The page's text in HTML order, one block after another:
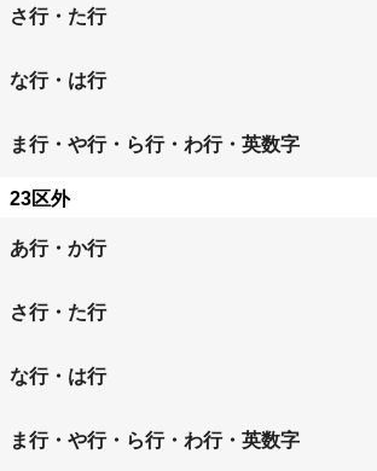
足立区
板橋区
さ行・た行
品川区
新宿区 杉並区
墨田区
台東区
千代田区
な行・は行
中野区 練馬区
文京区
ま行・や行・ら行・わ行・英数字
港区
23区外
あ行・か行
昭島市
稲城市
さ行・た行
立川市
調布市
な行・は行
西多摩郡日の出町 西多摩郡
ま行・や行・ら行・わ行・英数字